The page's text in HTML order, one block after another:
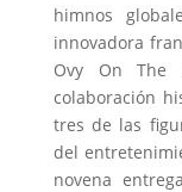
himnos
innovadora
Ovy On The
colaboración
tres de las
del
novena